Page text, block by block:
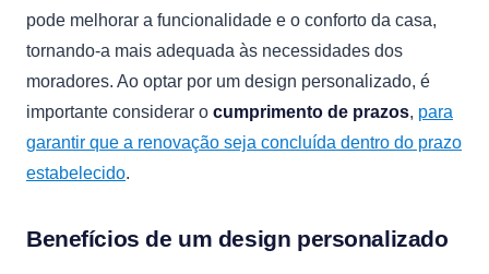
pode melhorar a funcionalidade e o conforto da casa,
tornando-a mais adequada às necessidades dos
moradores. Ao optar por um design personalizado, é
importante considerar o cumprimento de prazos, para
garantir que a renovação seja concluída dentro do prazo
estabelecido.
Benefícios de um design personalizado